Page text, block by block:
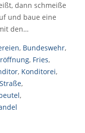
dann schmeiße
und baue eine
den…
, Bundeswehr,
, Fries,
, Konditorei,
,
,